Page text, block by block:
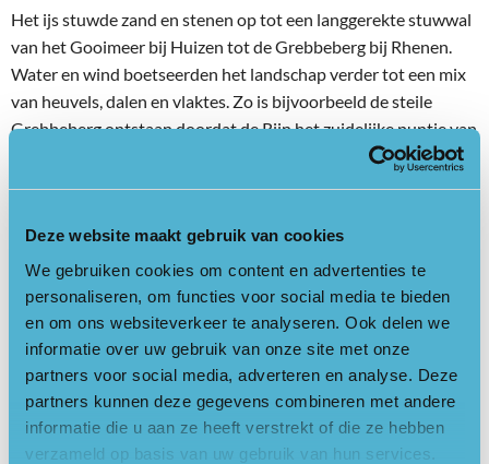
Deze website maakt gebruik van cookies
We gebruiken cookies om content en advertenties te
personaliseren, om functies voor social media te bieden
en om ons websiteverkeer te analyseren. Ook delen we
informatie over uw gebruik van onze site met onze
partners voor social media, adverteren en analyse. Deze
partners kunnen deze gegevens combineren met andere
informatie die u aan ze heeft verstrekt of die ze hebben
verzameld op basis van uw gebruik van hun services.
Het ijs stuwde zand en stenen op tot een langgerekte stuwwal
van het Gooimeer bij Huizen tot de Grebbeberg bij Rhenen.
Water en wind boetseerden het landschap verder tot een mix
van heuvels, dalen en vlaktes. Zo is bijvoorbeeld de steile
Grebbeberg ontstaan doordat de Rijn het zuidelijke puntje van
de stuwwal wegspoelde. Het maakt de Utrechtse Heuvelrug
Bossen en heide
De bossen zijn grotendeels van latere tijd. In de vroege
middeleeuwen maakten de oorspronkelijke bossen plaats voor
landbouw en vooral veeteelt. De heidevelden (bijvoorbeeld
het Leersumse veld) en de stuifzanden (zoals de
Soesterduinen) herinneren nog aan die tijd. Pas in de 19
e
20 eeuw kwam de grootschalige herbebossing op gang. In
eerste instantie werden bossen voor de houtproductie